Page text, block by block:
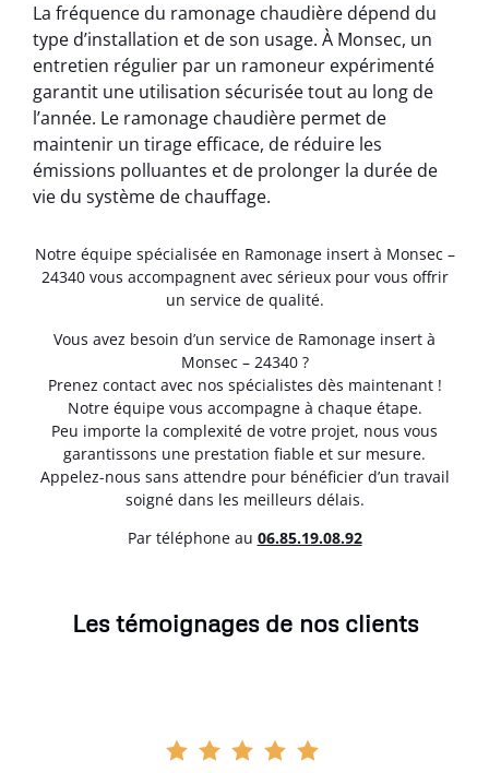
La fréquence du ramonage chaudière dépend du
type d’installation et de son usage. À Monsec, un
entretien régulier par un ramoneur expérimenté
garantit une utilisation sécurisée tout au long de
l’année. Le ramonage chaudière permet de
maintenir un tirage efficace, de réduire les
émissions polluantes et de prolonger la durée de
vie du système de chauffage.
Notre équipe spécialisée en Ramonage insert à Monsec –
24340 vous accompagnent avec sérieux pour vous offrir
un service de qualité.
Vous avez besoin d’un service de Ramonage insert à
Monsec – 24340 ?
Prenez contact avec nos spécialistes dès maintenant !
Notre équipe vous accompagne à chaque étape.
Peu importe la complexité de votre projet, nous vous
garantissons une prestation fiable et sur mesure.
Appelez-nous sans attendre pour bénéficier d’un travail
soigné dans les meilleurs délais.
Par téléphone au 06.85.19.08.92
Les témoignages de nos clients